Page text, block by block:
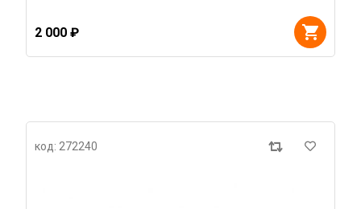
2 000 ₽
код: 272240